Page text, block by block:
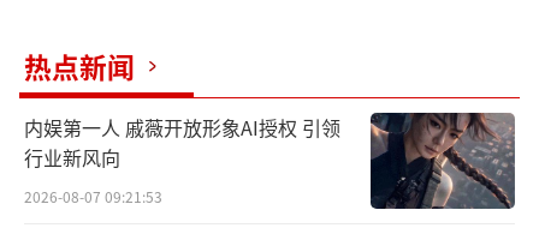
热点新闻
内娱第一人 戚薇开放形象AI授权 引领
行业新风向
2026-08-07 09:21:53